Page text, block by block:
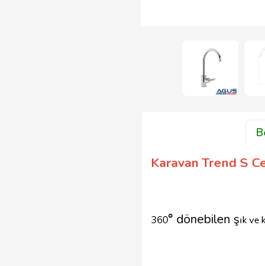
Karavan Trend S
360° dönebilen şık ve